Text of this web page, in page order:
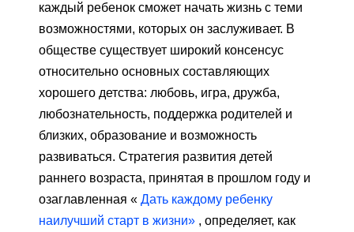
каждый ребенок сможет начать жизнь с теми
возможностями, которых он заслуживает. В
обществе существует широкий консенсус
относительно основных составляющих
хорошего детства: любовь, игра, дружба,
любознательность, поддержка родителей и
близких, образование и возможность
развиваться. Стратегия развития детей
раннего возраста, принятая в прошлом году и
озаглавленная « Дать каждому ребенку
наилучший старт в жизни» , определяет, как